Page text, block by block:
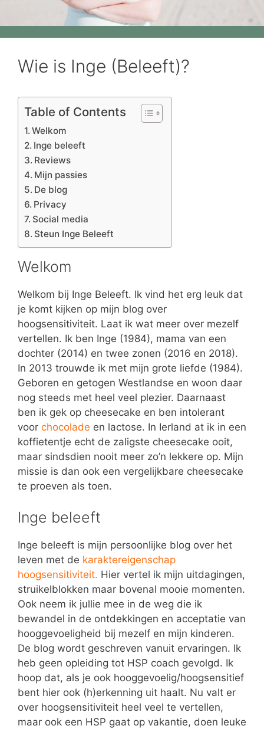
Wie is Inge (Beleeft)?
Table of Contents
Welkom
Inge beleeft
Reviews
Mijn passies
De blog
Privacy
Social media
Steun Inge Beleeft
Welkom
Welkom bij Inge Beleeft. Ik vind het erg leuk dat
je komt kijken op mijn blog over
hoogsensitiviteit. Laat ik wat meer over mezelf
vertellen. Ik ben Inge (1984), mama van een
dochter (2014) en twee zonen (2016 en 2018).
In 2013 trouwde ik met mijn grote liefde (1984).
Geboren en getogen Westlandse en woon daar
nog steeds met heel veel plezier. Daarnaast
ben ik gek op cheesecake en ben intolerant
voor chocolade en lactose. In Ierland at ik in een
koffietentje echt de zaligste cheesecake ooit,
maar sindsdien nooit meer zo’n lekkere op. Mijn
missie is dan ook een vergelijkbare cheesecake
te proeven als toen.
Inge beleeft
Inge beleeft is mijn persoonlijke blog over het
leven met de karaktereigenschap
hoogsensitiviteit. Hier vertel ik mijn uitdagingen,
struikelblokken maar bovenal mooie momenten.
Ook neem ik jullie mee in de weg die ik
bewandel in de ontdekkingen en acceptatie van
hooggevoeligheid bij mezelf en mijn kinderen.
De blog wordt geschreven vanuit ervaringen. Ik
heb geen opleiding tot HSP coach gevolgd. Ik
hoop dat, als je ook hooggevoelig/hoogsensitief
bent hier ook (h)erkenning uit haalt. Nu valt er
over hoogsensitiviteit heel veel te vertellen,
maar ook een HSP gaat op vakantie, doen leuke